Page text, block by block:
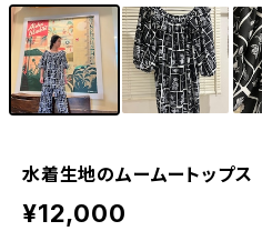
水着生地のムームートップス
¥12,000